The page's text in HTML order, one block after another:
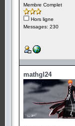
Membre Complet
Hors ligne
Messages: 230
mathgl24